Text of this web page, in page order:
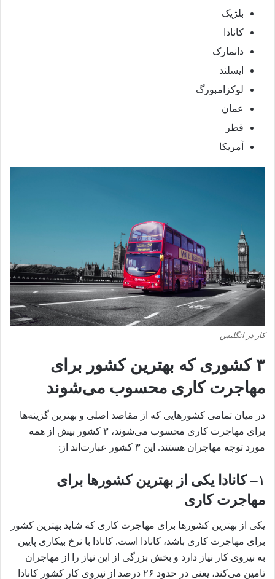
بلژیک
کانادا
دانمارک
ایسلند
لوکزامبورگ
عمان
قطر
آمریکا
کار در انگلیس
۳ کشوری که بهترین کشور برای
مهاجرت کاری محسوب می‌شوند
در میان تمامی کشورهایی که از مقاصد اصلی و بهترین گزینه‌ها
برای مهاجرت کاری محسوب می‌شوند،‌ ۳ کشور بیش از همه
مورد توجه مهاجران هستند. این ۳ کشور عبارت‌اند از:
۱– کانادا یکی از بهترین کشورها برای
مهاجرت کاری
یکی از بهترین کشورها برای مهاجرت کاری که شاید بهترین کشور
برای مهاجرت کاری باشد، کانادا است. کانادا با نرخ بیکاری پایین
به نیروی کار نیاز دارد و بخش بزرگی از این نیاز را از مهاجران
تامین می‌کند، یعنی در حدود ۲۶ درصد از نیروی کار کشور کانادا